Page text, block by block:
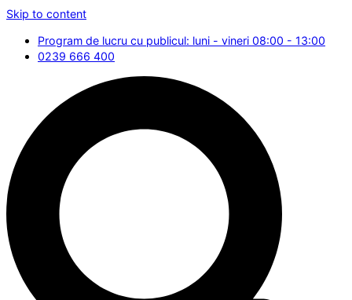
Skip to content
Program de lucru cu publicul: luni - vineri 08:00 - 13:00
0239 666 400